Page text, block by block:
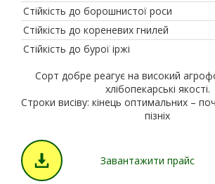
Стійкість до борошнистої роси
Стійкість до кореневих гнилей
Стійкість до бурої іржі
Сорт добре реагує на високий
хлібопекарські якості.
Строки висіву: кінець оптимальних –
пізніх
Завантажити прайс